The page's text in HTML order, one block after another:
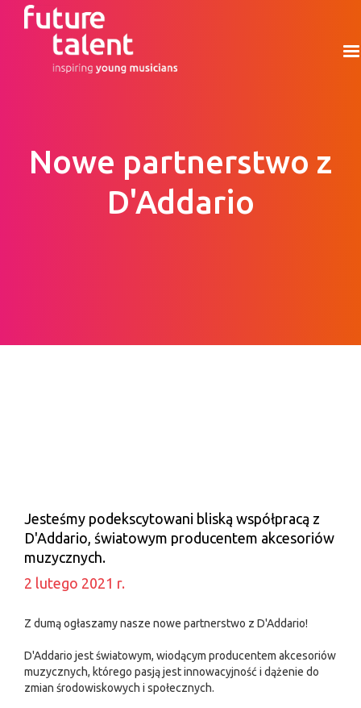
Nowe partnerstwo z
D'Addario
Jesteśmy podekscytowani bliską współpracą z
D'Addario, światowym producentem akcesoriów
muzycznych.
2 lutego 2021 r.
Z dumą ogłaszamy nasze nowe partnerstwo z D'Addario!
D'Addario jest światowym, wiodącym producentem akcesoriów
muzycznych, którego pasją jest innowacyjność i dążenie do
zmian środowiskowych i społecznych.